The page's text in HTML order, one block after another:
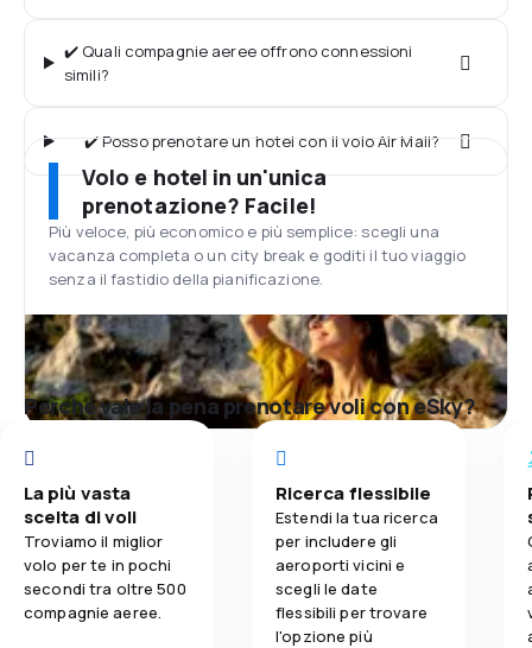
✔️ Quali compagnie aeree offrono connessioni
simili?
✔️ Posso prenotare un hotel con il volo Air Mali?
Volo e hotel in un'unica
prenotazione? Facile!
Più veloce, più economico e più semplice: scegli una
vacanza completa o un city break e goditi il tuo viaggio
senza il fastidio della pianificazione.
Perché vale la pena prenotare voli con eSky?
La più vasta
scelta di voli
Troviamo il miglior
volo per te in pochi
secondi tra oltre 500
compagnie aeree.
Ricerca flessibile
Estendi la tua ricerca
per includere gli
aeroporti vicini e
scegli le date
flessibili per trovare
l'opzione più